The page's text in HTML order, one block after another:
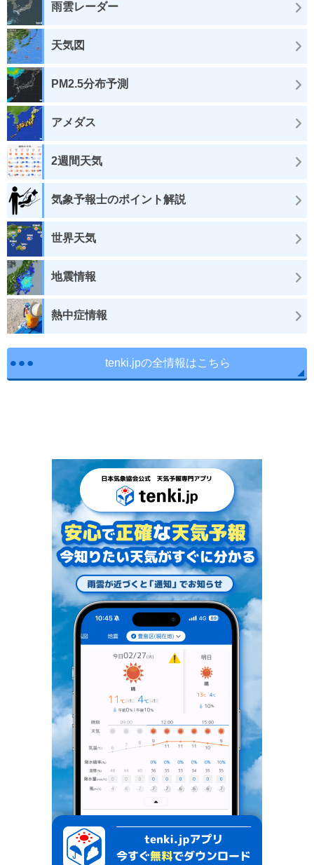
雨雲レーダー
天気図
PM2.5分布予測
アメダス
2週間天気
気象予報士のポイント解説
世界天気
地震情報
熱中症情報
tenki.jpの全情報はこちら